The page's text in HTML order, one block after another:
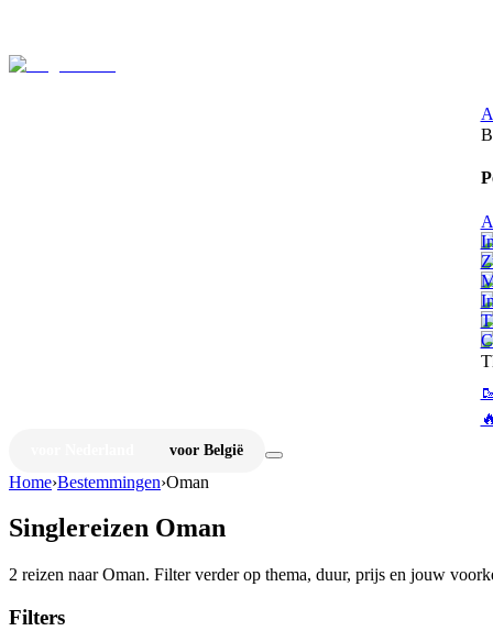
voor België
Home›Bestemmingen›Oman
Singlereizen Oman
2 reizen naarOman. Filter verder op thema, duur, prijs en jouw
Filters